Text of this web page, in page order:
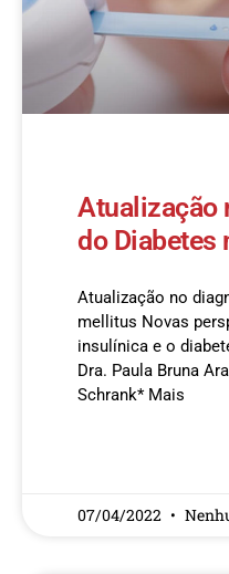
Atualização
do Diabetes
Atualização no
mellitus Novas
insulínica e o
Dra. Paula Bruna
Schrank* Mais
07/04/2022